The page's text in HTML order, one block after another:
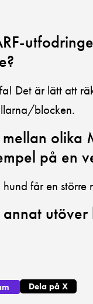
Det är lätt att
blocken.
olika
på en
får en större
Dela på X